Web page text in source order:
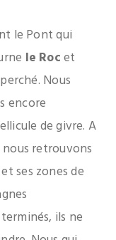
le Pont qui
le Rocet
Nous
encore
de givre. A
nous retrouvons
et ses zones de
ils ne